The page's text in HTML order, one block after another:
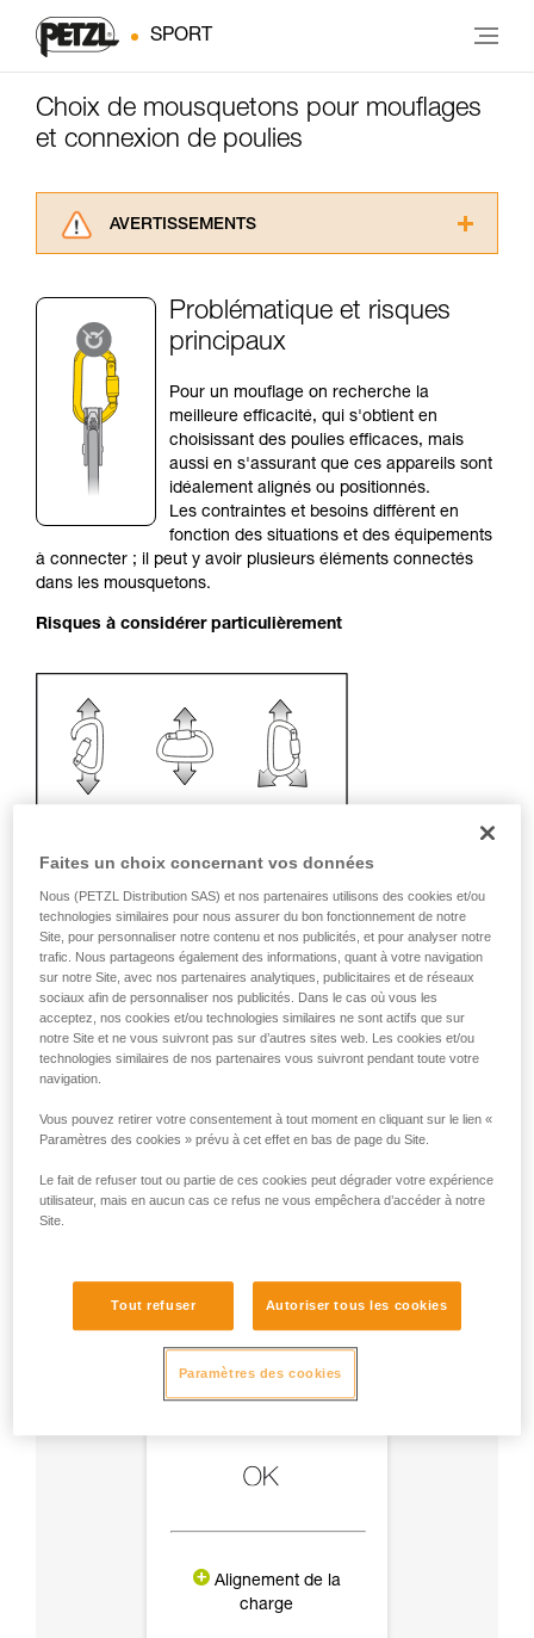
SPORT
Choix de mousquetons pour mouflages
et connexion de poulies
AVERTISSEMENTS
consulter. Vous devez avoir compris les
informations de la notice technique pour
pouvoir comprendre ce complément
d’informations.
Maîtriser ces techniques nécessite une
formation et un entraînement spécifique. Validez
avec un professionnel votre capacité à refaire
la manipulation, seul, en toute sécurité, avant
de la reproduire en autonomie.
Nous donnons des exemples de techniques
liées à votre activité. Il peut en exister d’autres
que nous ne décrivons pas ici.
Problématique et risques
principaux
Pour un mouflage on recherche la
meilleure efficacité, qui s'obtient en
choisissant des poulies efficaces, mais
aussi en s'assurant que ces appareils sont
idéalement alignés ou positionnés.
Les contraintes et besoins diffèrent en
fonction des situations et des équipements
à connecter ; il peut y avoir plusieurs éléments connectés
dans les mousquetons.
Risques à considérer particulièrement
Recommandation de mousqueton et
accessoires
Alignement de la
charge
Faites un choix concernant vos données
Nous (PETZL Distribution SAS) et nos partenaires utilisons des cookies et/ou
technologies similaires pour nous assurer du bon fonctionnement de notre
Site, pour personnaliser notre contenu et nos publicités, et pour analyser notre
trafic. Nous partageons également des informations, quant à votre navigation
sur notre Site, avec nos partenaires analytiques, publicitaires et de réseaux
sociaux afin de personnaliser nos publicités. Dans le cas où vous les
acceptez, nos cookies et/ou technologies similaires ne sont actifs que sur
notre Site et ne vous suivront pas sur d’autres sites web. Les cookies et/ou
technologies similaires de nos partenaires vous suivront pendant toute votre
navigation.
Vous pouvez retirer votre consentement à tout moment en cliquant sur le lien «
Paramètres des cookies » prévu à cet effet en bas de page du Site.
Le fait de refuser tout ou partie de ces cookies peut dégrader votre expérience
utilisateur, mais en aucun cas ce refus ne vous empêchera d’accéder à notre
Site.
Tout refuser Autoriser tous les cookies
Paramètres des cookies